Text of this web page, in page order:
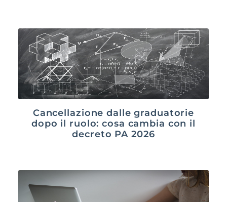
Cancellazione dalle graduatorie
dopo il ruolo: cosa cambia con il
decreto PA 2026